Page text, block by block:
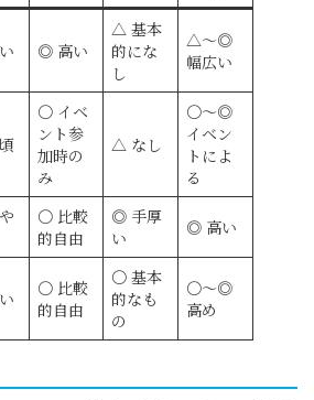
◎ 高い
△ 基本
的にな
し
△～◎
幅広い
〇 イベ
ント参
加時の
み
△ なし
〇～◎
イベン
トによ
る
〇 比較
的自由
◎ 手厚
い
◎ 高い
〇 比較
的自由
〇 基本
的なも
の
〇～◎
高め